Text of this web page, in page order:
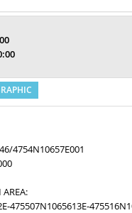
4754N10657E001
AREA:
475507N1065613E-